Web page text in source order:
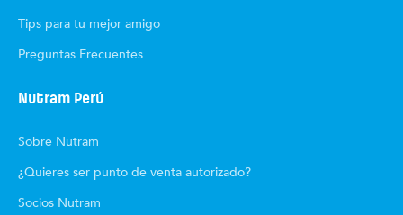
Tips para tu mejor amigo
Preguntas Frecuentes
Nutram Perú
Sobre Nutram
¿Quieres ser punto de venta autorizado?
Socios Nutram